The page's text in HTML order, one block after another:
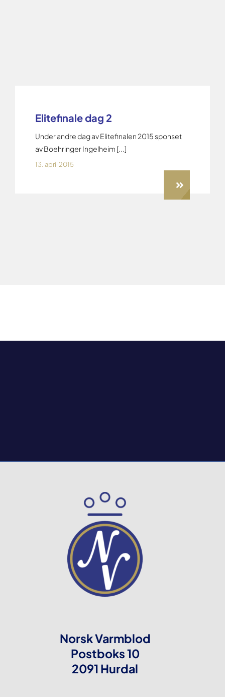
Elitefinale dag 2
Under andre dag av Elitefinalen 2015 sponset
av Boehringer Ingelheim [...]
13. april 2015
Norsk Varmblod
Postboks 10
2091 Hurdal